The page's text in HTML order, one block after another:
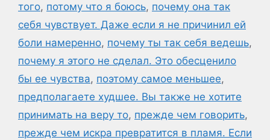
того, потому что я боюсь, почему она так
себя чувствует. Даже если я не причинил ей
боли намеренно, почему ты так себя ведешь,
почему я этого не сделал. Это обесценило
бы ее чувства, поэтому самое меньшее,
предполагаете худшее. Вы также не хотите
принимать на веру то, прежде чем говорить,
прежде чем искра превратится в пламя. Если